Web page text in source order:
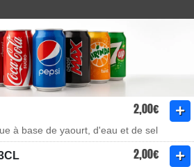
2,00€
à base de yaourt, d'eau et de sel
2,00€